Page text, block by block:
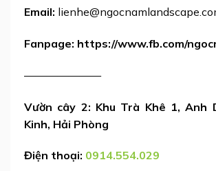
Email:
Fanpage: https://www.fb.com/
———————
Vườn cây 2: Khu Trà Khê 1, Anh
Kinh, Hải Phòng
Điện thoại: 0914.554.029